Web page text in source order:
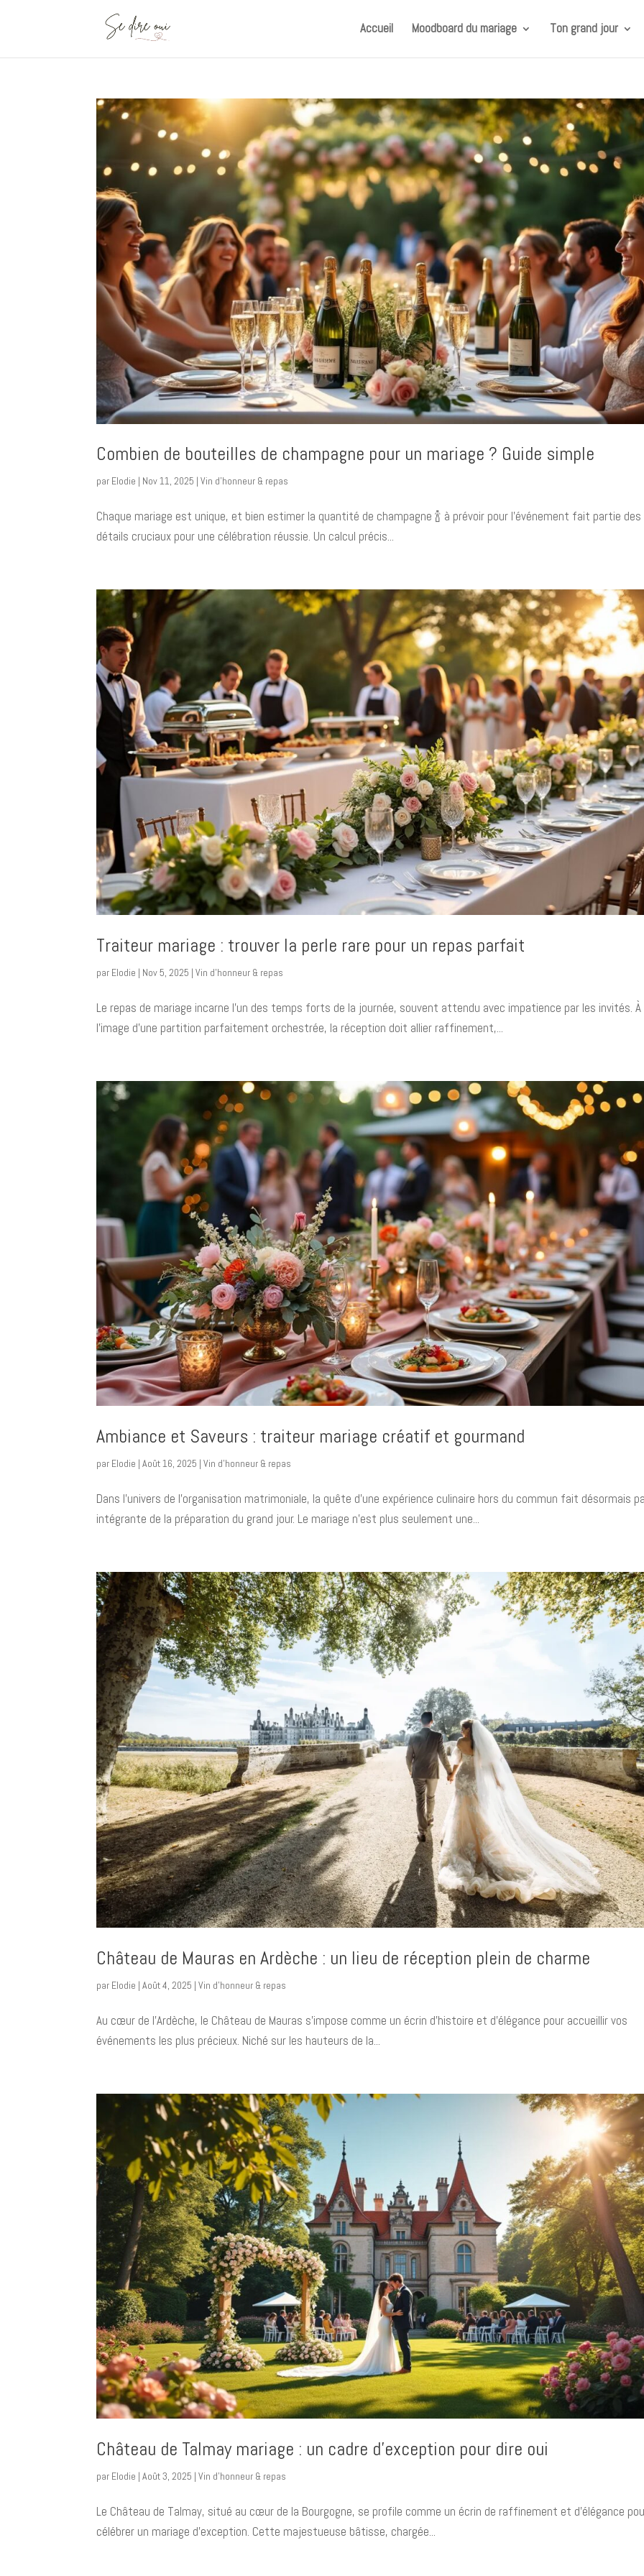
Accueil Moodboard du mariage Ton grand jour
Combien de bouteilles de champagne pour un mariage ? Guide simple
par Elodie | Nov 11, 2025 |Vin d’honneur & repas
Chaque mariage est unique, et bien estimer la quantité de champagne 🍾 à prévoir pour l’événement fait partie des
détails cruciaux pour une célébration réussie. Un calcul précis...
Traiteur mariage : trouver la perle rare pour un repas parfait
par Elodie | Nov 5, 2025 |Vin d’honneur & repas
Le repas de mariage incarne l’un des temps forts de la journée, souvent attendu avec impatience par les invités. À
l’image d’une partition parfaitement orchestrée, la réception doit allier raffinement,...
Ambiance et Saveurs : traiteur mariage créatif et gourmand
par Elodie |Août 16, 2025 |Vin d’honneur & repas
Dans l’univers de l’organisation matrimoniale, la quête d’une expérience culinaire hors du commun fait désormais
intégrante de la préparation du grand jour. Le mariage n’est plus seulement une...
Château de Mauras en Ardèche : un lieu de réception plein de charme
par Elodie |Août 4, 2025 |Vin d’honneur & repas
Au cœur de l’Ardèche, le Château de Mauras s’impose comme un écrin d’histoire et d’élégance pour accueillir vos
événements les plus précieux. Niché sur les hauteurs de la...
Château de Talmay mariage : un cadre d’exception pour dire oui
par Elodie |Août 3, 2025 |Vin d’honneur & repas
Le Château de Talmay, situé au cœur de la Bourgogne, se profile comme un écrin de raffinement et d’élégance
célébrer un mariage d’exception. Cette majestueuse bâtisse, chargée...